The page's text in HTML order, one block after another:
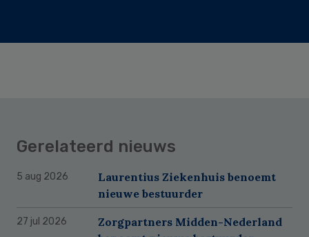
Gerelateerd nieuws
5 aug 2026
Laurentius Ziekenhuis benoemt
nieuwe bestuurder
27 jul 2026
Zorgpartners Midden-Nederland